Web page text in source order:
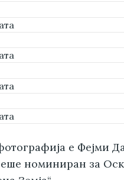
е Фејми
номиниран за